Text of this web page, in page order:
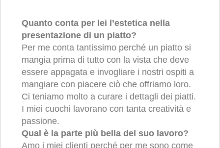
Quanto conta per lei l’estetica nella
presentazione di un piatto?
Per me conta tantissimo perché un piatto si
mangia prima di tutto con la vista che deve
essere appagata e invogliare i nostri ospiti a
mangiare con piacere ciò che offriamo loro.
Ci teniamo molto a curare i dettagli dei piatti.
I miei cuochi lavorano con tanta creatività e
passione.
Qual è la parte più bella del suo lavoro?
Amo i miei clienti perché per me sono come